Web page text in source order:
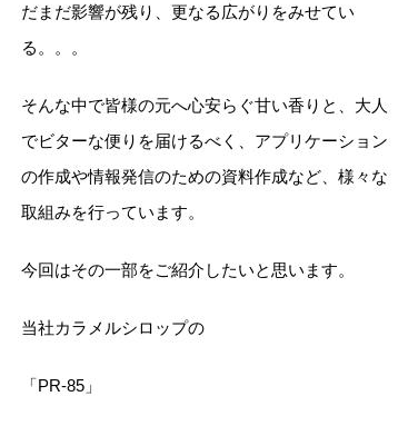
だまだ影響が残り、更なる広がりをみせてい
る。。。
そんな中で皆様の元へ心安らぐ甘い香りと、大人
でビターな便りを届けるべく、アプリケーション
の作成や情報発信のための資料作成など、様々な
取組みを行っています。
今回はその一部をご紹介したいと思います。
当社カラメルシロップの
「PR‐85」